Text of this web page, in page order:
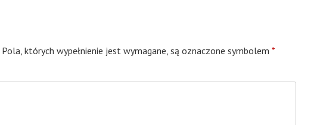
Pola, których wypełnienie jest wymagane, są oznaczone symbolem *